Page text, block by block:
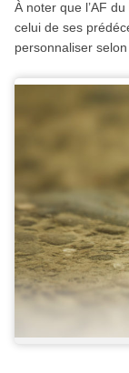
À noter que l’AF du
celui de ses
personnaliser